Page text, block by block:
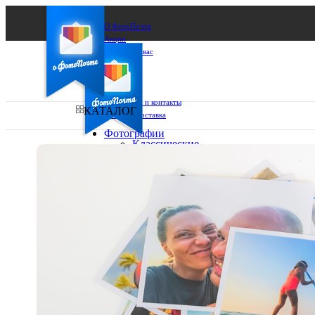
О ФотоПочте
Акции
Сделаем за вас
Бизнесу
FAQ
Франшиза
Поддержка и контакты
Оплата и доставка
Выберите из списка:
КАТАЛОГ
Фотографии
Классические
10х15
15х15
15х20
20х20
20х30
30х30
30х40
Фото
в